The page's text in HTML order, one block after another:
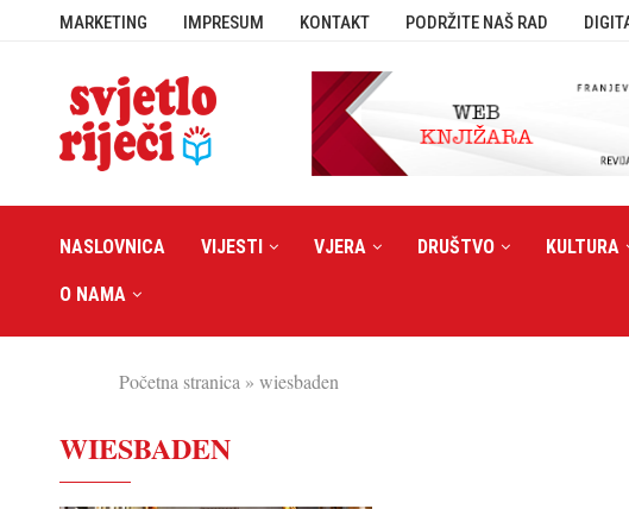
MARKETING IMPRESUM KONTAKT PODRŽITE NAŠ RAD
NASLOVNICA VIJESTI VJERA DRUŠTVO KULTURA
O NAMA
Početna stranica » wiesbaden
WIESBADEN